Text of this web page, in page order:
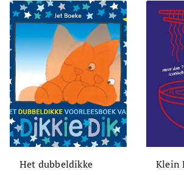
Het dubbeldikke
Klein